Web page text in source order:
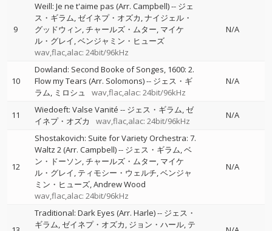
9
Weill: Je ne t'aime pas (Arr. Campbell)-- ジェ
ス・ギラム ゼイネプ・オズカ ナイジェル・
グッドウィン チャールズ・ムター マイケ
ル・グレイ ベンジャミン・ヒューズ
wav,flac,alac: 24bit/96kHz
N/A
10
Dowland: Second Booke of Songes, 1600: 2.
Flow my Tears (Arr. Solomons)-- ジェス・ギ
ラム ミロシュ wav,flac,alac: 24bit/96kHz
N/A
11 Wiedoeft: Valse Vanité -- ジェス・ギラム ゼ
イネプ・オズカ
wav,flac,alac: 24bit/96kHz
N/A
12
Shostakovich: Suite for Variety Orchestra: 7.
Waltz 2 (Arr. Campbell)-- ジェス・ギラム ベ
ン・ドーソン チャールズ・ムター マイケ
ル・グレイ ティモシー・ウェルチ ベンジャ
ミン・ヒューズ Andrew Wood
wav,flac,alac: 24bit/96kHz
N/A
Traditional: Dark Eyes (Arr. Harle)-- ジェス・
ギラム ゼイネプ・オズカ ジョン・ハール テ